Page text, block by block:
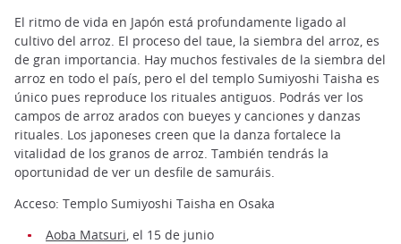
El ritmo de vida en Japón está profundamente ligado al
cultivo del arroz. El proceso del taue, la siembra del arroz, es
de gran importancia. Hay muchos festivales de la siembra del
arroz en todo el país, pero el del templo Sumiyoshi Taisha es
único pues reproduce los rituales antiguos. Podrás ver los
campos de arroz arados con bueyes y canciones y danzas
rituales. Los japoneses creen que la danza fortalece la
vitalidad de los granos de arroz. También tendrás la
oportunidad de ver un desfile de samuráis.
Acceso: Templo Sumiyoshi Taisha en Osaka
Aoba Matsuri, el 15 de junio